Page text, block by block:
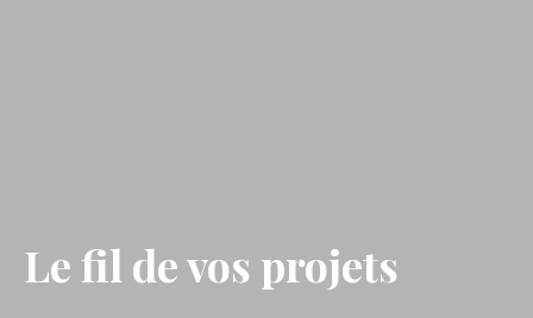
Le fil de vos projets